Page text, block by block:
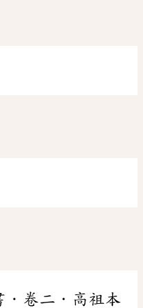
．卷二．高祖本